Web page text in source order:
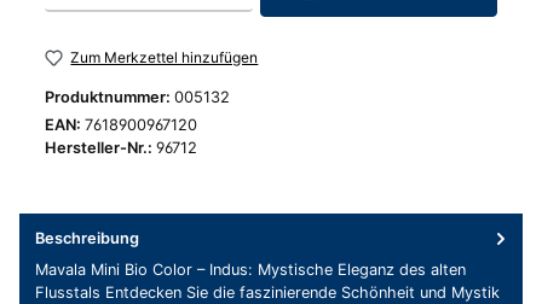
Zum Merkzettel hinzufügen
Produktnummer: 005132
EAN: 7618900967120
Hersteller-Nr.: 96712
Beschreibung
Mavala Mini Bio Color – Indus: Mystische Eleganz des alten
Flusstals Entdecken Sie die faszinierende Schönheit und Mystik